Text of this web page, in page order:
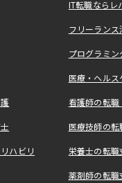
IT転職なら
フリーラン
プログラミ
医療・ヘル
看護師の転
医療技師の
ハビリ 栄養士の転
薬剤師の転